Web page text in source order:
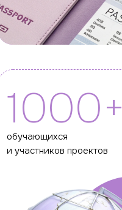
1000+
обучающихся
и участников проектов